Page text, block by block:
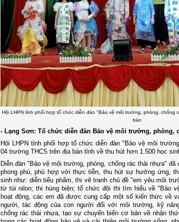
Hội LHPN tỉnh phối hợp tổ chức diễn đàn "Bảo vệ môi trường, phòng, chống
bàn
- Lạng Sơn: Tổ chức diễn đàn Bảo vệ môi trường, phòng,
Hội LHPN tỉnh phối hợp tổ chứcdiễn đàn "Bảo vệ môi
04 trường THCS trên địa bàn tỉnh về thu hút hơn 1.500 học
Diễn đàn "Bảo vệ môi trường, phòng, chống rác thải nhựa"
phong phú, phù hợp với thực tiễn, thu hút sự hưởng ứng,
sinh như: diễn tiểu phẩm, thi vẽ tranh chủ đề "em yêu môi
từ túi nilon; thi hùng biện; tổ chức đội thi tìm hiểu về "Bảo
hoạt động, các em đã được cung cấp một số kiến thức về
người, tác động của con người đối với môi trường, kỹ
chống rác thải nhựa, tạo sự chuyển biến cơ bản về nhận